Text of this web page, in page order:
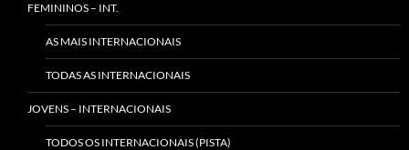
FEMININOS – INT.
AS MAIS INTERNACIONAIS
TODAS AS INTERNACIONAIS
JOVENS – INTERNACIONAIS
TODOS OS INTERNACIONAIS (PISTA)